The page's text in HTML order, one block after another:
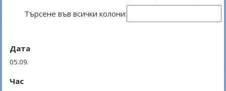
Търсене във всички колони:
Дата
05.09.
Час